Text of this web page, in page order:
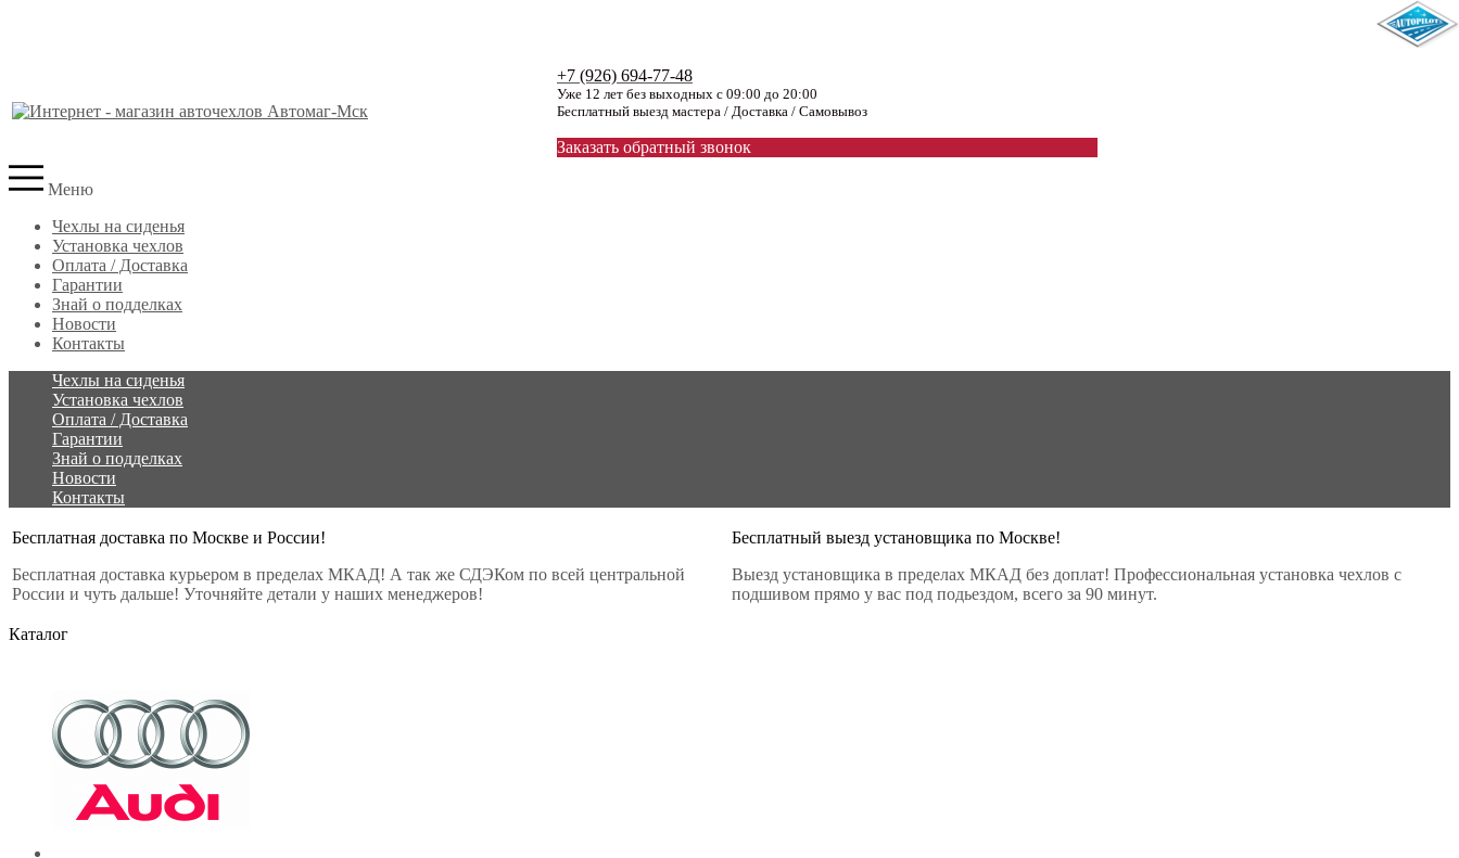
+7 (926) 694-77-48
Уже 12 лет без выходных с 09:00 до 20:00
Бесплатный выезд мастера / Доставка / Самовывоз
Заказать обратный звонок
Меню
Чехлы на сиденья
Установка чехлов
Оплата / Доставка
Гарантии
Знай о подделках
Новости
Контакты
Чехлы на сиденья
Установка чехлов
Оплата / Доставка
Гарантии
Знай о подделках
Новости
Контакты
Бесплатная доставка по Москве и России!
Бесплатная доставка курьером в пределах МКАД! А так же СДЭКом по всей центральной
России и чуть дальше! Уточняйте детали у наших менеджеров!
Бесплатный выезд установщика по Москве!
Выезд установщика в пределах МКАД без доплат! Профессиональная установка чехлов с
подшивом прямо у вас под подьездом, всего за 90 минут.
Каталог